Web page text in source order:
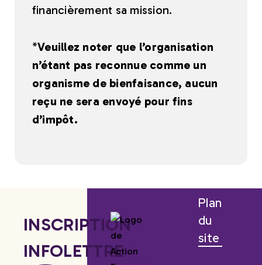
financièrement sa mission.
*Veuillez noter que l’organisation
n’étant pas reconnue comme un
organisme de bienfaisance, aucun
reçu ne sera envoyé pour fins
d’impôt.
INSCRIPTION
INFOLETTRE
Plan
du
site